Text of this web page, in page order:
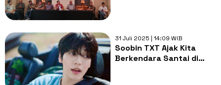
31 Juli 2025 | 14:09 WIB
Soobin TXT Ajak Kita
Berkendara Santai di